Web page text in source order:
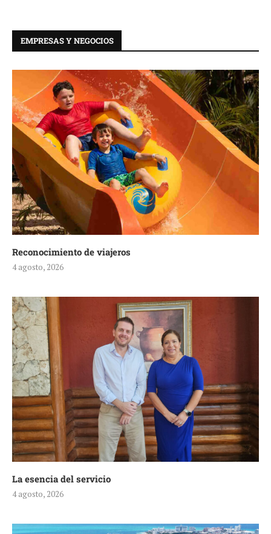
EMPRESAS Y NEGOCIOS
Reconocimiento de viajeros
4 agosto, 2026
La esencia del servicio
4 agosto, 2026